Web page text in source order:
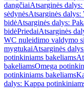
dangčiaiAtsarginės
sėdynėsAtsarginės dalys:
bidėAtsarginės dalys:
bidėPriedaiAtsarginės
WC nuleidimo valdymo
mygtukaiAtsarginės
potinkiniams bakeliams
bakeliamsOmega
potinkiniams bakeliams
dalys: Kappa